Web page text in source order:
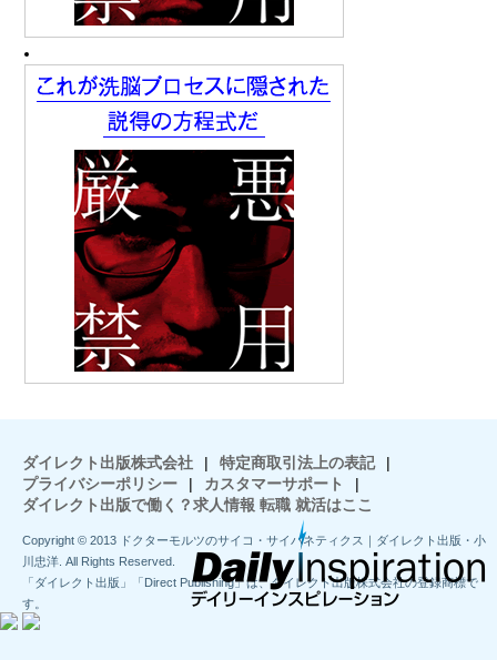
ダイレクト出版株式会社 | 特定商取引法上の表記
|
プライバシーポリシー
| カスタマーサポート
|
ダイレクト出版で働く？求人情報 転職 就活はここ
Copyright © 2013 ドクターモルツのサイコ・サイバネティクス｜ダイレクト出版・小
川忠洋. All Rights Reserved.
「ダイレクト出版」「Direct Publishing」は、ダイレクト出版株式会社の登録商標で
す。